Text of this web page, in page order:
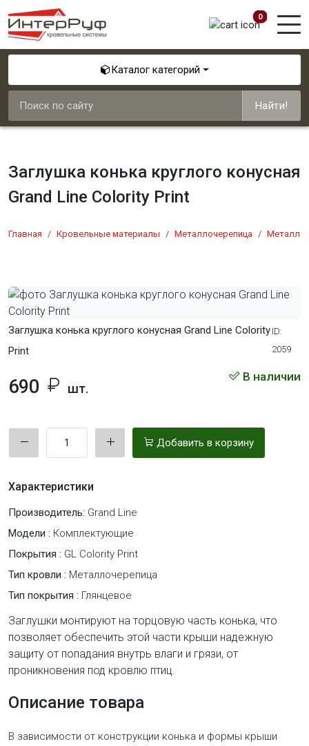
0
Каталог категорий
Найти!
Заглушка конька круглого конусная
Grand Line Colority Print
Главная Кровельные материалы Металлочерепица
Заглушка конька круглого конусная Grand Line Colority
Print
ID:
2059
В наличии
690 шт.
Добавить в корзину
Характеристики
Производитель: Grand Line
Модели : Комплектующие
Покрытия : GL Colority Print
Тип кровли : Металлочерепица
Тип покрытия : Глянцевое
​Заглушки монтируют на торцовую часть конька, что
позволяет обеспечить этой части крыши надежную
защиту от попадания внутрь влаги и грязи, от
проникновения под кровлю птиц.
Описание товара
В зависимости от конструкции конька и формы крыши